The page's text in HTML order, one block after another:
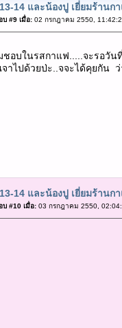
14 และน้องปู เยี่ยมร้านก
บ #9 เมื่อ:02 กรกฎาคม 2550,
ในรสกาแฟ.....จะรอวันที่เ
าไปด้วยป่ะ..จจะได้คุยกัน
14 และน้องปู เยี่ยมร้านก
บ #10 เมื่อ:03 กรกฎาคม 2550,